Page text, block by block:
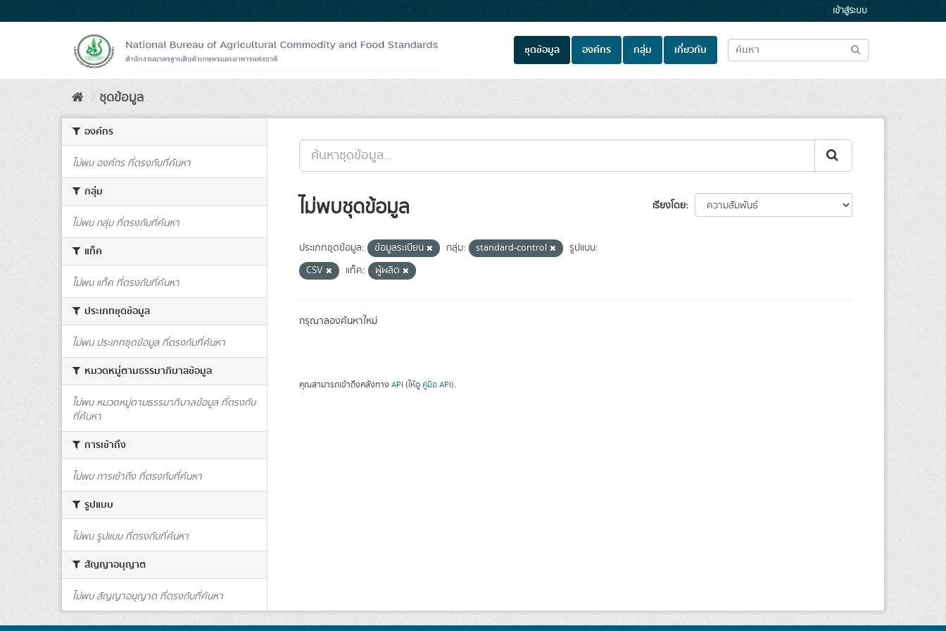
to
เข้าสู่ระบบ
ชุดข้อมูล องค์กร กลุ่ม เกี่ยวกับ
ชุดข้อมูล
องค์กร
ไม่พบ องค์กร ที่ตรงกับที่ค้นหา
กลุ่ม
ไม่พบ กลุ่ม ที่ตรงกับที่ค้นหา
แท็ค
ไม่พบ แท็ค ที่ตรงกับที่ค้นหา
ประเภทชุดข้อมูล
ไม่พบ ประเภทชุดข้อมูล ที่ตรงกับที่ค้นหา
หมวดหมู่ตามธรรมาภิบาลข้อมูล
ไม่พบ หมวดหมู่ตามธรรมาภิบาลข้อมูล ที่ตรงกับ
ที่ค้นหา
การเข้าถึง
ไม่พบ การเข้าถึง ที่ตรงกับที่ค้นหา
รูปแบบ
ไม่พบ รูปแบบ ที่ตรงกับที่ค้นหา
สัญญาอนุญาต
ไม่พบ สัญญาอนุญาต ที่ตรงกับที่ค้นหา
เรียงโดย
ไม่พบชุดข้อมูล
ประเภทชุดข้อมูล: ข้อมูลระเบียน กลุ่ม: standard-control
รูปแบบ:
CSV
แท็ค: ผู้ผลิต
กรุณาลองค้นหาใหม่
คุณสามารถเข้าถึงคลังทาง API (ให้ดู คู่มือ API).